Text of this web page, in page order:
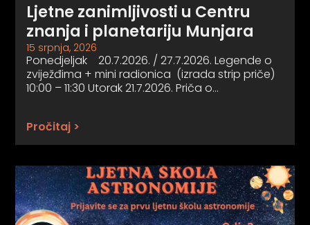
Ljetne zanimljivosti u Centru
znanja i planetariju Munjara
15 srpnja, 2026
Ponedjeljak 20.7.2026. / 27.7.2026. Legende o
zviježđima + mini radionica (izrada strip priče)
10:00 – 11:30 Utorak 21.7.2026. Priča o…
Pročitaj >